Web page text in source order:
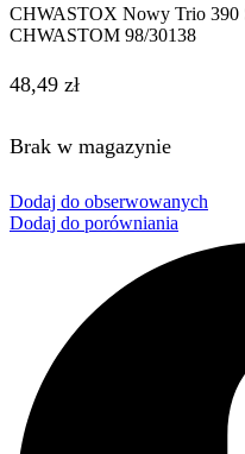
CHWASTOX Nowy Trio
CHWASTOM 98/30138
48,49 zł
Brak w magazynie
Dodaj do obserwowanych
Dodaj do porówniania